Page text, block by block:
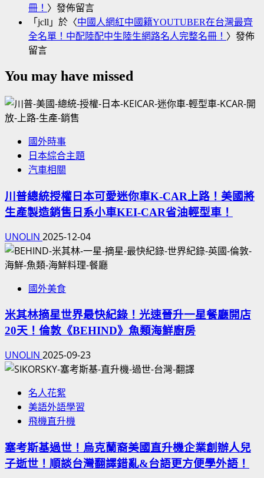
冊！ 〉發佈留言
「 jcll 」於〈中國人網紅中國籍YOUTUBER在台灣最齊
全名單！中配陸配中生陸生網路名人完整名冊！ 〉發佈
留言
You may have missed
國外時事
日本綜合主題
汽車相關
川普總統授權日本可愛迷你車K-CAR上路！美國將
生產製造銷售日系小車KEI-CAR省油輕型車！
UNOLIN 2025-12-04
國外美食
米其林摘星世界最快紀錄！光速晉升一星餐廳開店
20天！倫敦《BEHIND》魚類海鮮廚房
UNOLIN 2025-09-23
名人花絮
美語外語學習
飛機直升機
塞考斯基過世！烏克蘭裔美國直升機企業創辦人兒
子逝世！順談台灣翻譯錯亂&台語更方便學外語！